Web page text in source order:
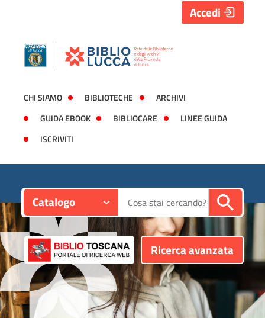
CHI SIAMO BIBLIOTECHE
ARCHIVI
GUIDA EBOOK
BIBLIOCARE
LINEE GUIDA
ISCRIVITI
Accedi
Catalogo Cerca su "Catalogo"
Ricerca avanzata